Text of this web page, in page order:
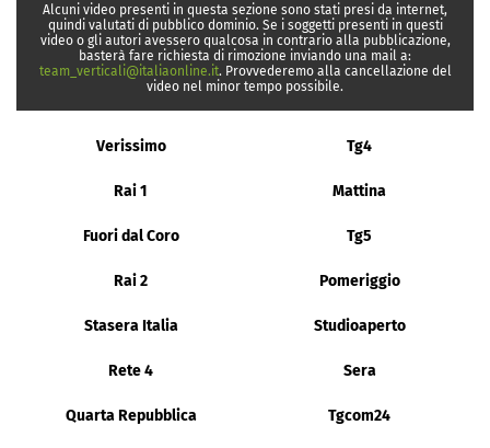
Alcuni video presenti in questa sezione sono stati presi da internet,
quindi valutati di pubblico dominio. Se i soggetti presenti in questi
video o gli autori avessero qualcosa in contrario alla pubblicazione,
basterà fare richiesta di rimozione inviando una mail a:
team_verticali@italiaonline.it. Provvederemo alla cancellazione del
video nel minor tempo possibile.
Verissimo Tg4
Rai 1 Mattina
Fuori dal Coro Tg5
Rai 2 Pomeriggio
Stasera Italia Studioaperto
Rete 4 Sera
Quarta Repubblica Tgcom24